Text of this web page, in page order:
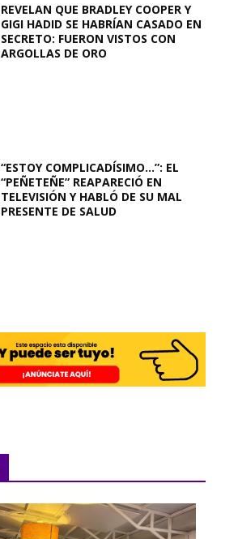
REVELAN QUE BRADLEY COOPER Y
GIGI HADID SE HABRÍAN CASADO EN
SECRETO: FUERON VISTOS CON
ARGOLLAS DE ORO
“ESTOY COMPLICADÍSIMO…”: EL
“PEÑETEÑE” REAPARECIÓ EN
TELEVISIÓN Y HABLÓ DE SU MAL
PRESENTE DE SALUD